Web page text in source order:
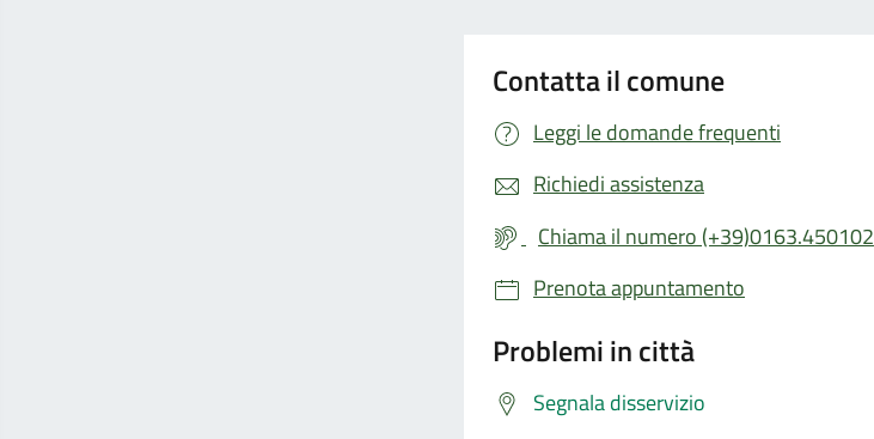
Contatta il comune
Leggi le domande frequenti
Richiedi assistenza
Chiama il numero (+39)0163.450102
Prenota appuntamento
Problemi in città
Segnala disservizio